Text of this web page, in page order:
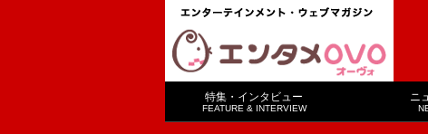
特集・インタビュー
FEATURE & INTERVIEW
ニ